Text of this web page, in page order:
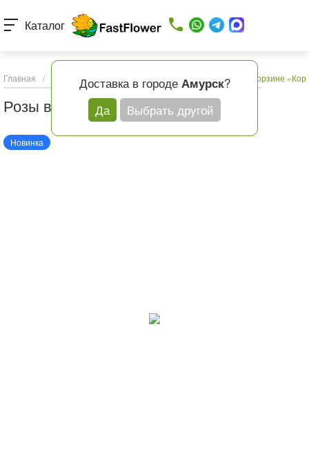
Доставка в городе Амурск?
Да
Выбрать другой
Каталог
Главная / Каталог товаров Букеты с доставкой Розы в корзине
Розы в корзине «Корзина любви»
Новинка